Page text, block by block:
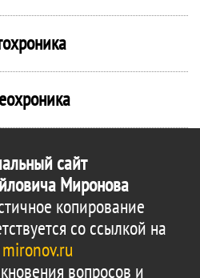
сайт
Миронова
копирование
со ссылкой на
mironov.ru
вопросов и